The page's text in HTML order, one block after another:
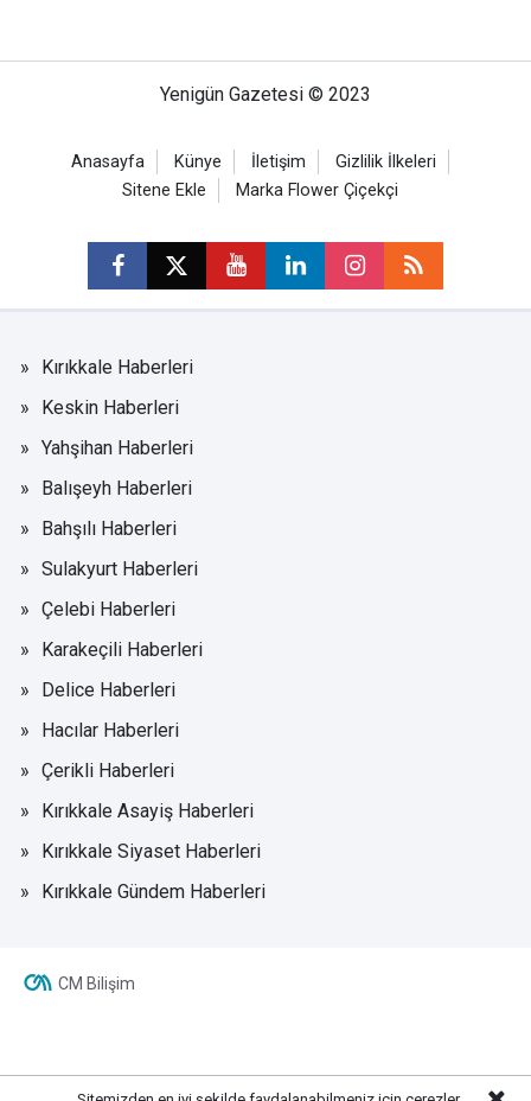
Yenigün Gazetesi © 2023
Anasayfa Künye İletişim
Gizlilik İlkeleri
Sitene Ekle
Marka Flower Çiçekçi
Kırıkkale Haberleri
Keskin Haberleri
Yahşihan Haberleri
Balışeyh Haberleri
Bahşılı Haberleri
Sulakyurt Haberleri
Çelebi Haberleri
Karakeçili Haberleri
Delice Haberleri
Hacılar Haberleri
Çerikli Haberleri
Kırıkkale Asayiş Haberleri
Kırıkkale Siyaset Haberleri
Kırıkkale Gündem Haberleri
CM Bilişim